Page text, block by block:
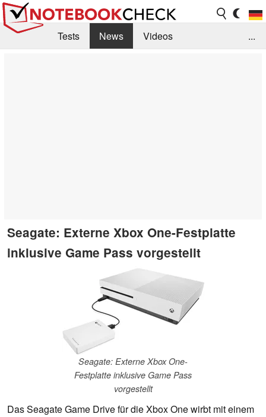
Tests News
Videos
...
Seagate: Externe Xbox One-Festplatte
inklusive Game Pass vorgestellt
Seagate: Externe Xbox One-
Festplatte inklusive Game Pass
vorgestellt
Das Seagate Game Drive für die Xbox One wirbt mit einem